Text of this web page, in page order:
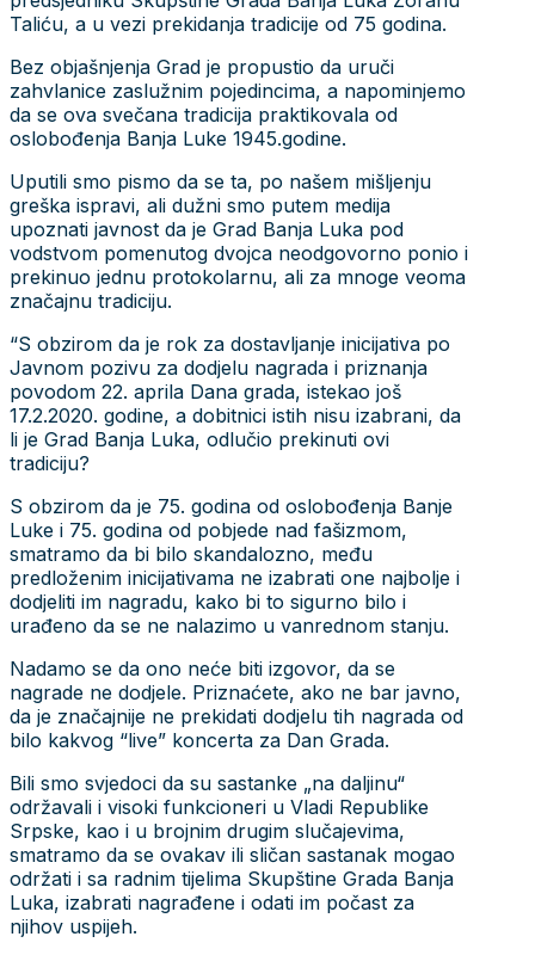
Taliću, a u vezi prekidanja tradicije od 75 godina.
Bez objašnjenja Grad je propustio da uruči
zahvlanice zaslužnim pojedincima, a napominjemo
da se ova svečana tradicija praktikovala od
oslobođenja Banja Luke 1945.godine.
Uputili smo pismo da se ta, po našem mišljenju
greška ispravi, ali dužni smo putem medija
upoznati javnost da je Grad Banja Luka pod
vodstvom pomenutog dvojca neodgovorno ponio i
prekinuo jednu protokolarnu, ali za mnoge veoma
značajnu tradiciju.
“S obzirom da je rok za dostavljanje inicijativa po
Javnom pozivu za dodjelu nagrada i priznanja
povodom 22. aprila Dana grada, istekao još
17.2.2020. godine, a dobitnici istih nisu izabrani, da
li je Grad Banja Luka, odlučio prekinuti ovi
tradiciju?
S obzirom da je 75. godina od oslobođenja Banje
Luke i 75. godina od pobjede nad fašizmom,
smatramo da bi bilo skandalozno, među
predloženim inicijativama ne izabrati one najbolje i
dodjeliti im nagradu, kako bi to sigurno bilo i
urađeno da se ne nalazimo u vanrednom stanju.
Nadamo se da ono neće biti izgovor, da se
nagrade ne dodjele. Priznaćete, ako ne bar javno,
da je značajnije ne prekidati dodjelu tih nagrada od
bilo kakvog “live” koncerta za Dan Grada.
Bili smo svjedoci da su sastanke „na daljinu“
održavali i visoki funkcioneri u Vladi Republike
Srpske, kao i u brojnim drugim slučajevima,
smatramo da se ovakav ili sličan sastanak mogao
održati i sa radnim tijelima Skupštine Grada Banja
Luka, izabrati nagrađene i odati im počast za
njihov uspijeh.